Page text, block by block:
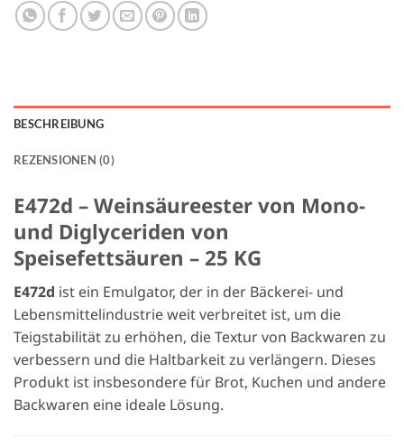
BESCHREIBUNG
REZENSIONEN (0)
E472d – Weinsäureester von Mono-
und Diglyceriden von
Speisefettsäuren – 25 KG
E472d ist ein Emulgator, der in der Bäckerei- und
Lebensmittelindustrie weit verbreitet ist, um die
Teigstabilität zu erhöhen, die Textur von Backwaren zu
verbessern und die Haltbarkeit zu verlängern. Dieses
Produkt ist insbesondere für Brot, Kuchen und andere
Backwaren eine ideale Lösung.